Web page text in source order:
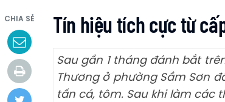
CHIA SẺ Tín hiệu tích cực từ
Sau gần 1 tháng đánh bắt
Thương ở phường Sầm Sơn
tấn cá, tôm. Sau khi làm các